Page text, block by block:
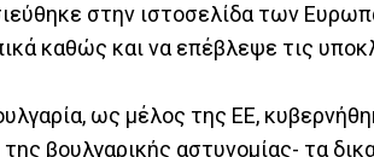
στην ιστοσελίδα των
καθώς και να επέβλεψε τις
ως μέλος της ΕΕ,
βουλγαρικής αστυνομίας- τα